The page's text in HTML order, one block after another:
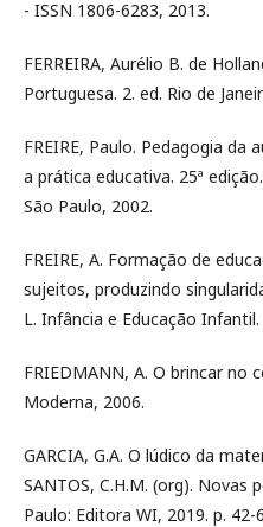
- ISSN 1806-6283, 2013.
FERREIRA, Aurélio B. de
Portuguesa. 2. ed. Rio de
FREIRE, Paulo. Pedagogia da
a prática educativa. 25ª
São Paulo, 2002.
FREIRE, A. Formação de
sujeitos, produzindo
L. Infância e Educação
FRIEDMANN, A. O brincar no
Moderna, 2006.
GARCIA, G.A. O lúdico da
SANTOS, C.H.M. (org). Novas
Paulo: Editora WI, 2019. p. 42-